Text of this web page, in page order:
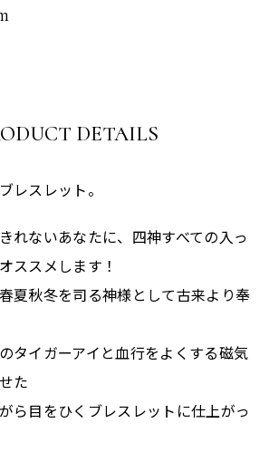
DETAILS
レスレット。
れないあなたに、四神すべての入っ
ススメします！
夏秋冬を司る神様として古来より奉
タイガーアイと血行をよくする磁気
た
ら目をひくブレスレットに仕上がっ